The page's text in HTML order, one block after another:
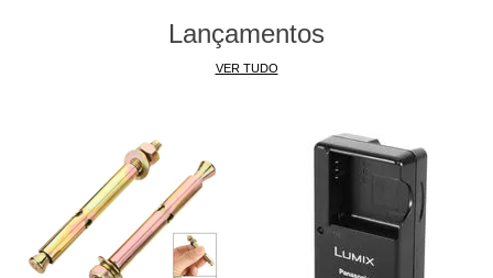
Lançamentos
VER TUDO